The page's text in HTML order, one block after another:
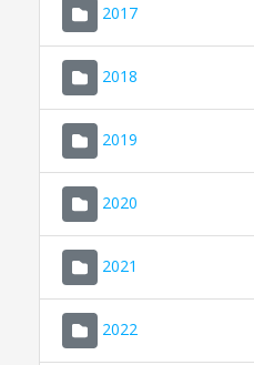
2017
2018
2019
2020
2021
2022